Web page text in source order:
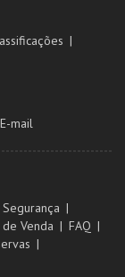
E-mail
Venda
FAQ